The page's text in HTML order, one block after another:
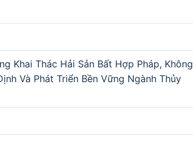
Khai Thác Hải Sản Bất Hợp Pháp, Không
Và Phát Triển Bền Vững Ngành Thủy